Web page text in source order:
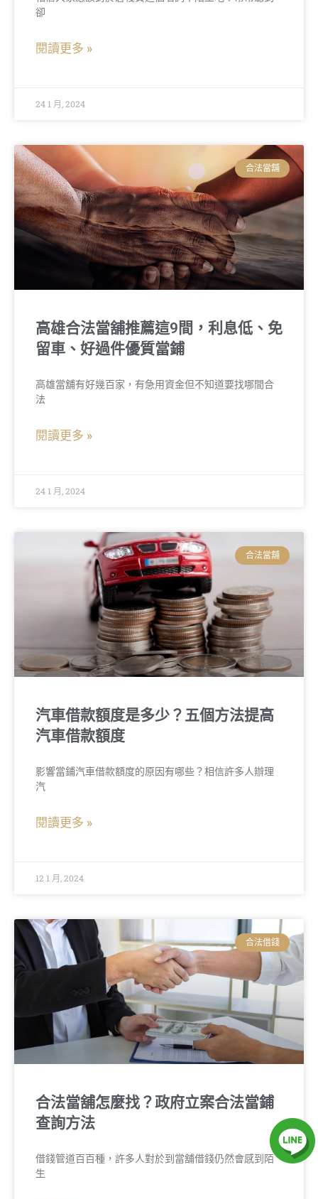
卻
閱讀更多 »
24 1 月, 2024
合法當舖
高雄合法當舖推薦這9間，利息低、免
留車、好過件優質當鋪
高雄當舖有好幾百家，有急用資金但不知道要找哪間合
法
閱讀更多 »
24 1 月, 2024
合法當舖
汽車借款額度是多少？五個方法提高
汽車借款額度
影響當鋪汽車借款額度的原因有哪些？相信許多人辦理
汽
閱讀更多 »
12 1 月, 2024
合法借錢
合法當舖怎麼找？政府立案合法當鋪
查詢方法
借錢管道百百種，許多人對於到當舖借錢仍然會感到陌
生